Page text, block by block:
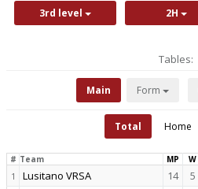
3rd level 2H
Tables:
Main Form
Total Home
# Team MP W
1 Lusitano VRSA 14 5